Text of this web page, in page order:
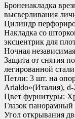
Броненакладка
высверливания
Цилиндр
Накладка со
эксцентрик для
Ночная
Защита от снятия
легированной
Петли: 3 шт. на
Arialdo»(Италия),
Цвет фурнитуры:
Глазок
Угол открывания